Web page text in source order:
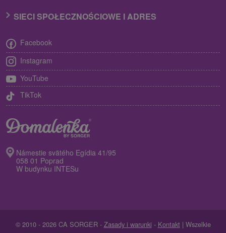
SIECI SPOŁECZNOŚCIOWE I ADRES
Facebook
Instagram
YouTube
TikTok
Námestie svätého Egídia 41/95
058 01 Poprad
W budynku INTESu
© 2010 - 2026 CA SORGER - Zasady i warunki - Kontakt | Wszelkie